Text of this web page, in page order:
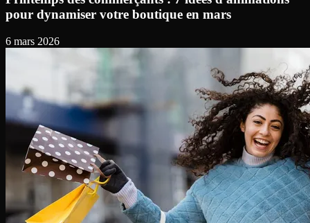
pour dynamiser votre boutique en mars
6 mars 2026